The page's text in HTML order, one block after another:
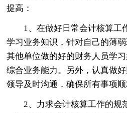
提高：
1、在做好日常会计核算工
学习业务知识，针对自己的薄
其他单位做的好的财务人员学
综合业务能力。另外，认真做
领导及时沟通，确保所有事项顺
2、力求会计核算工作的规